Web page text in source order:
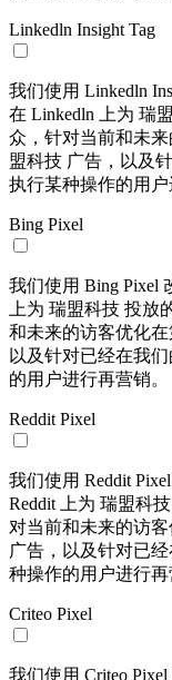
Linkedln Insight Tag
我们使用 Linkedln
在 Linkedln 上为 瑞
众，针对当前和未
盟科技 广告，以及
执行某种操作的用户
Bing Pixel
我们使用 Bing Pixel
上为 瑞盟科技 投
和未来的访客优化
以及针对已经在我
的用户进行再营销。
Reddit Pixel
我们使用 Reddit
Reddit 上为 瑞盟科
对当前和未来的访
广告，以及针对已
种操作的用户进行再
Criteo Pixel
我们使用 Criteo